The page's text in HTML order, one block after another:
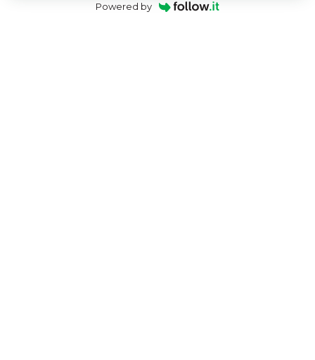
Powered by